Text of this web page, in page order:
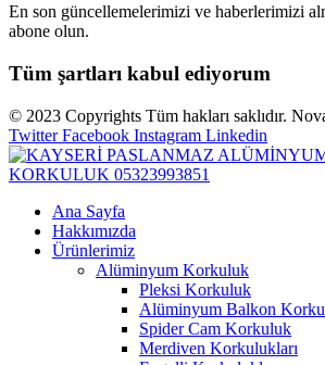
En son güncellemelerimizi ve haberlerimizi
abone olun.
Tüm şartları kabul ediyorum
© 2023 Copyrights Tüm hakları saklıdır.
Twitter Facebook Instagram Linkedin
Ana Sayfa
Hakkımızda
Ürünlerimiz
Alüminyum Korkuluk
Pleksi Korkuluk
Alüminyum Balkon
Spider Cam Korkuluk
Merdiven Korkulukları